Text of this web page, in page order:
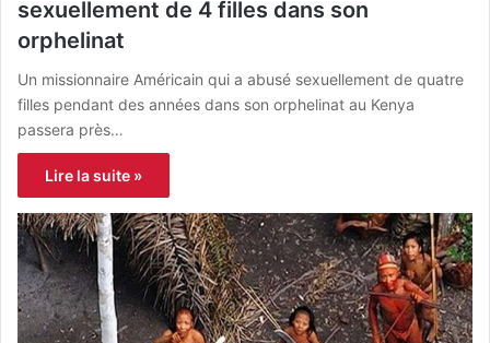
sexuellement de 4 filles dans son
orphelinat
Un missionnaire Américain qui a abusé sexuellement de quatre
filles pendant des années dans son orphelinat au Kenya
passera près…
Lire la suite »